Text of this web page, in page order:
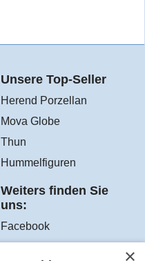
Unsere Top-Seller
Herend Porzellan
Mova Globe
Thun
Hummelfiguren
Weiters finden Sie
uns:
Facebook